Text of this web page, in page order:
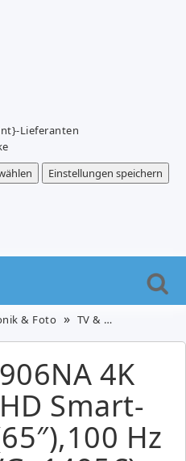
Lieferanten
Einstellungen speichern
& Foto TV & Video
4K
Smart-
Hz